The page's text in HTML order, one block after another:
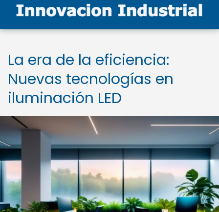
La era de la eficiencia:
Nuevas tecnologías en
iluminación LED